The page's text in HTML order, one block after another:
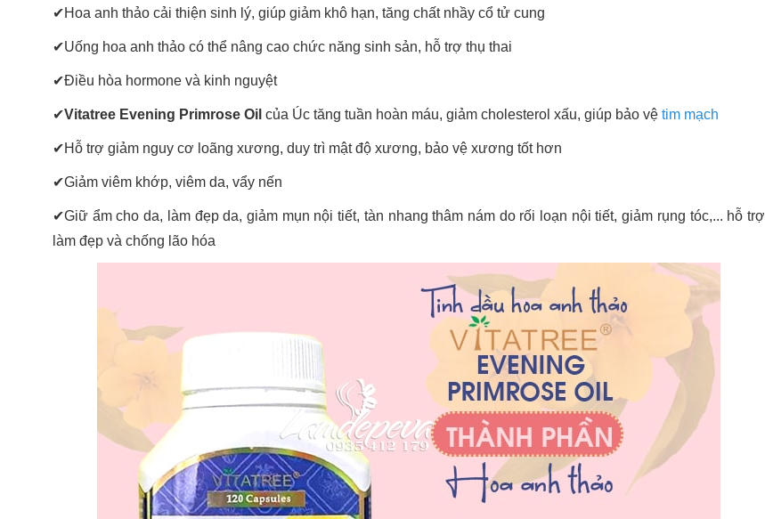
✔Hoa anh thảo cải thiện sinh lý, giúp giảm khô hạn, tăng chất nhầy cổ tử cung
✔Uống hoa anh thảo có thể nâng cao chức năng sinh sản, hỗ trợ thụ thai
✔Điều hòa hormone và kinh nguyệt
✔Vitatree Evening Primrose Oil của Úc tăng tuần hoàn máu, giảm cholesterol xấu, giúp bảo vệ tim mạch
✔Hỗ trợ giảm nguy cơ loãng xương, duy trì mật độ xương, bảo vệ xương tốt hơn
✔Giảm viêm khớp, viêm da, vẩy nến
✔Giữ ẩm cho da, làm đẹp da, giảm mụn nội tiết, tàn nhang thâm nám do rối loạn nội tiết, giảm rụng tóc,... hỗ trợ
làm đẹp và chống lão hóa